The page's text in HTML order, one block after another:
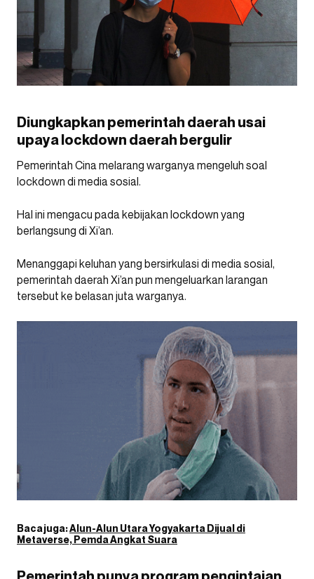
Diungkapkan pemerintah daerah usai
upaya lockdown daerah bergulir
Pemerintah Cina melarang warganya mengeluh soal
lockdown di media sosial.
Hal ini mengacu pada kebijakan lockdown yang
berlangsung di Xi’an.
Menanggapi keluhan yang bersirkulasi di media sosial,
pemerintah daerah Xi’an pun mengeluarkan larangan
tersebut ke belasan juta warganya.
Baca juga:Alun-Alun Utara Yogyakarta Dijual di
Metaverse, Pemda Angkat Suara